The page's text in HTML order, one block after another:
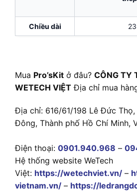
Chiều dài
Mua Pro’sKit ở đâu? CÔNG TY
WETECH VIỆT Địa chỉ mua
Địa chỉ: 616/61/198 Lê Đức
Đông, Thành phố Hồ Chí Minh,
Điện thoại: 0901.940.968 –
Hệ thống website WeTech
Việt: https://wetechviet.vn/ –
vietnam.vn/ – https://